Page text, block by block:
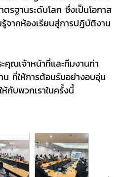
รฐานระดับโลก ซึ่งเป็นโอกาส
จากห้องเรียนสู่การปฏิบัติงาน
คุณเจ้าหน้าที่และทีมงานท่า
ที่ให้การต้อนรับอย่างอบอุ่น
กับพวกเราในครั้งนี้